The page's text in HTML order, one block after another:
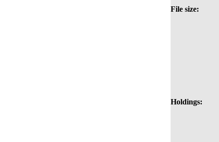
File size:
Holdings: